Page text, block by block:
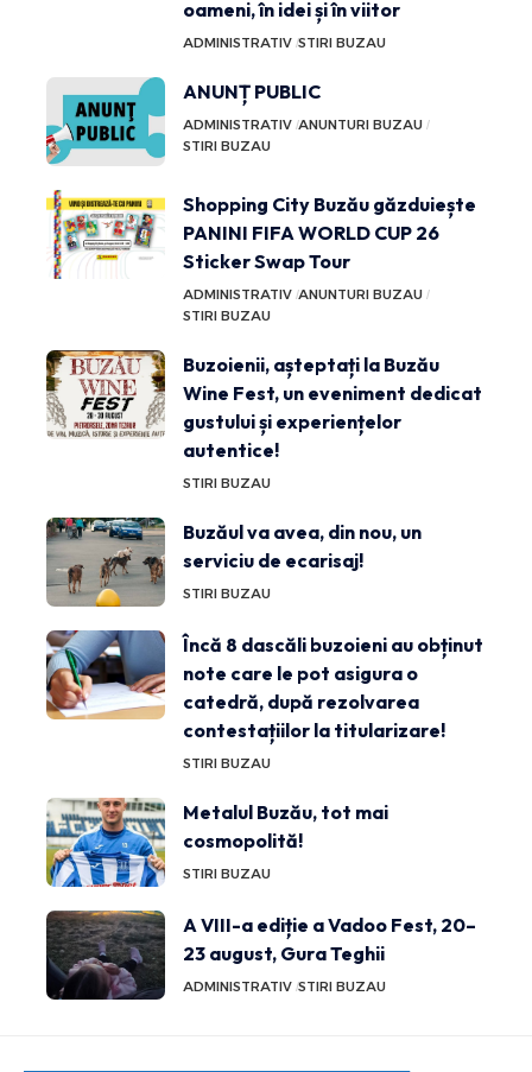
oameni, în idei și în viitor
ADMINISTRATIV STIRI BUZAU
ANUNȚ PUBLIC
ADMINISTRATIV ANUNTURI BUZAU
STIRI BUZAU
Shopping City Buzău găzduiește
PANINI FIFA WORLD CUP 26
Sticker Swap Tour
ADMINISTRATIV ANUNTURI BUZAU
STIRI BUZAU
Buzoienii, așteptați la Buzău
Wine Fest, un eveniment dedicat
gustului și experiențelor
autentice!
STIRI BUZAU
Buzăul va avea, din nou, un
serviciu de ecarisaj!
STIRI BUZAU
Încă 8 dascăli buzoieni au obținut
note care le pot asigura o
catedră, după rezolvarea
contestațiilor la titularizare!
STIRI BUZAU
Metalul Buzău, tot mai
cosmopolită!
STIRI BUZAU
A VIII-a ediție a Vadoo Fest, 20–
23 august, Gura Teghii
ADMINISTRATIV STIRI BUZAU